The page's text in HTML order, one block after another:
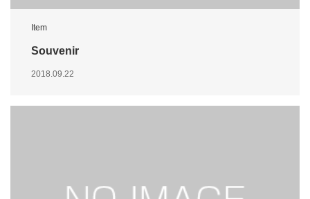
Item
Souvenir
2018.09.22